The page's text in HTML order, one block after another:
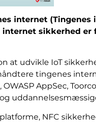
internet (Tingenes
sikkerhed er
at udvikle IoT
tingenes
AppSec,
NFC